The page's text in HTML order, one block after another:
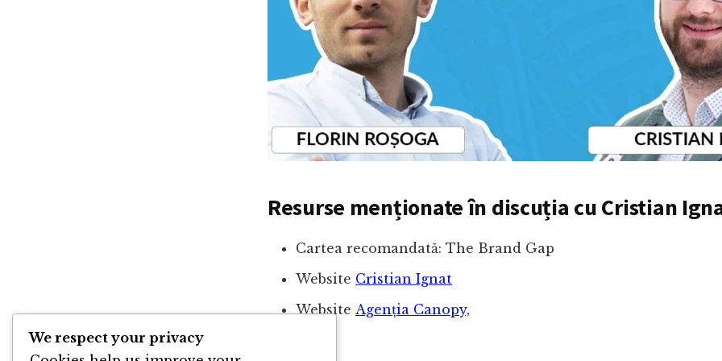
Resurse menționate în discuția cu Cristian
Cartea recomandată: The Brand Gap
Website Cristian Ignat
Website Agenția Canopy,
We respect your privacy